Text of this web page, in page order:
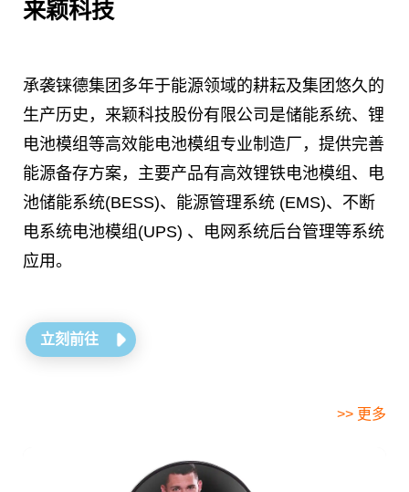
来颖科技
承袭铼德集团多年于能源领域的耕耘及集团悠久的
生产历史，来颖科技股份有限公司是储能系统、锂
电池模组等高效能电池模组专业制造厂，提供完善
能源备存方案，主要产品有高效锂铁电池模组、电
池储能系统(BESS)、能源管理系统 (EMS)、不断
电系统电池模组(UPS) 、电网系统后台管理等系统
应用。
立刻前往
>> 更多